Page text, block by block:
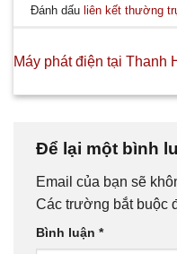
Đánh dấuliên kết thường
Máy phát điện tại Thanh
Để lại một bình
Email của bạn sẽ
Các trường bắt buộc
Bình luận *